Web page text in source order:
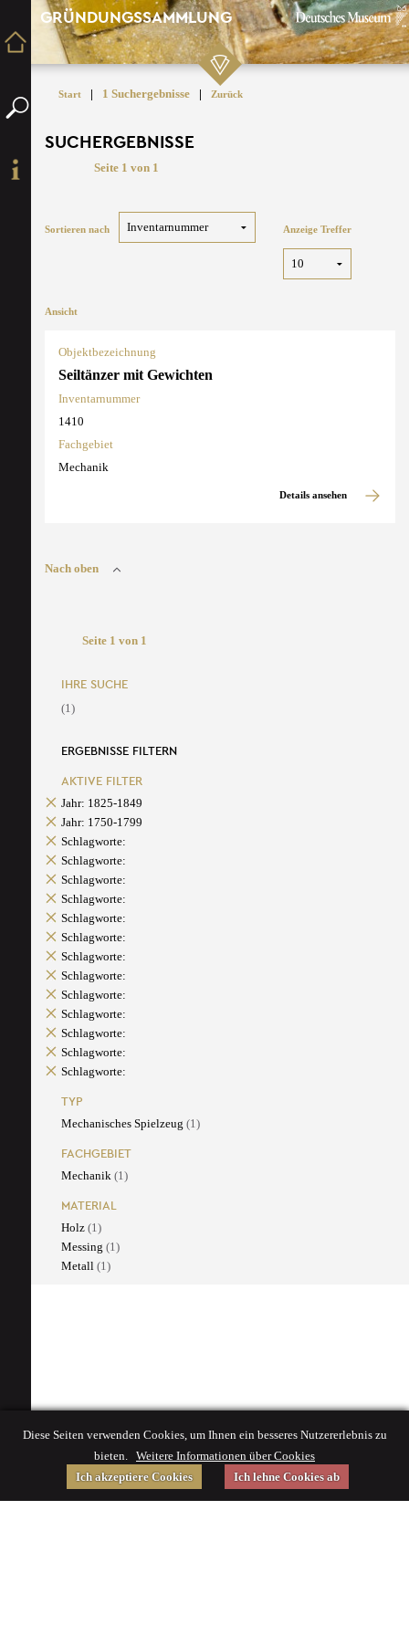
GRÜNDUNGSSAMMLUNG
Start | 1 Suchergebnisse | Zurück
SUCHERGEBNISSE
Seite 1 von 1
Sortieren nach Anzeige Treffer
Ansicht
Objektbezeichnung
Seiltänzer mit Gewichten
Inventarnummer
1410
Fachgebiet
Mechanik
Details ansehen
Nach oben
Seite 1 von 1
IHRE SUCHE
(1)
ERGEBNISSE FILTERN
AKTIVE FILTER
Jahr: 1825-1849
Jahr: 1750-1799
Schlagworte:
Schlagworte:
Schlagworte:
Schlagworte:
Schlagworte:
Schlagworte:
Schlagworte:
Schlagworte:
Schlagworte:
Schlagworte:
Schlagworte:
Schlagworte:
Schlagworte:
TYP
Mechanisches Spielzeug (1)
FACHGEBIET
Mechanik (1)
MATERIAL
Holz (1)
Messing (1)
Metall (1)
Diese Seiten verwenden Cookies, um Ihnen ein besseres Nutzererlebnis zu
bieten. Weitere Informationen über Cookies
Ich akzeptiere Cookies
Ich lehne Cookies ab